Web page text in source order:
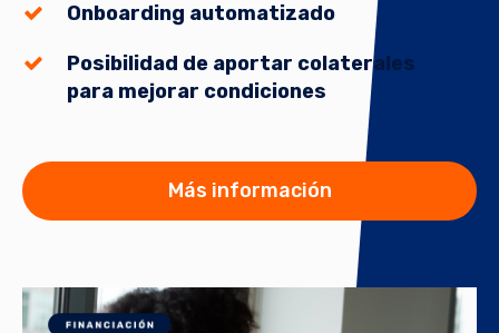
Onboarding automatizado
Posibilidad de aportar colaterales
para mejorar condiciones
Más información